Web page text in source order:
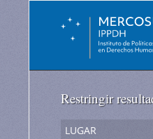
Restringir
lugar